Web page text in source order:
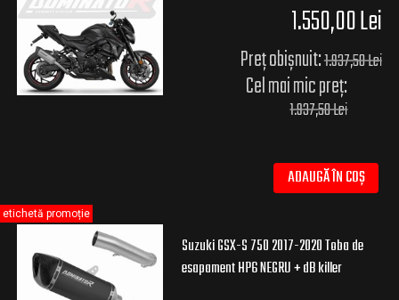
1.550,00 Lei
Preț obișnuit:1.937,50 Lei
Cel mai mic preț:
1.937,50 Lei
ADAUGĂ ÎN COȘ
Suzuki GSX-S 750 2017-2020 Toba de
esapament HP6 NEGRU + dB killer
etichetă promoție